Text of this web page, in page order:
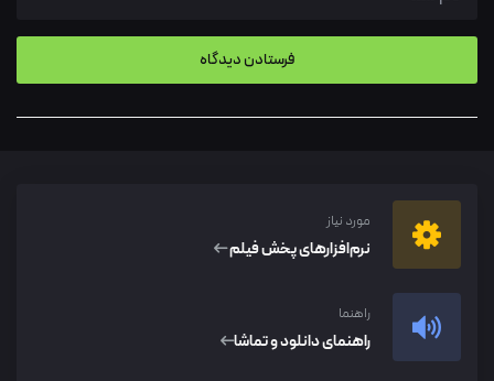
مورد نیاز
نرم‌افزار‌های پخش فیلم
راهنما
راهنمای دانلود و تماشا